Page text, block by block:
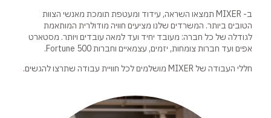
ב- MIXER תמצאו השראה, עידוד ומעטפת תומכת מאנשי הצוות
הטובים ביותר. המשרדים שלנו מציעים חוויה מודולרית המותאמת
לגודלה של כל חברה: מעובד יחיד ועד למאה עובדים ויותר. מסטארט
אפים ועד חברות צומחות, יזמים, עצמאיים וחברות Fortune 500.
חללי העבודה של MIXER מושלמים לכל חוויית עבודה שתרצו להגשים.